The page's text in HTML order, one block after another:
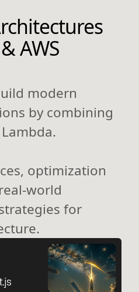
AWS
modern
by combining
optimization
world
for